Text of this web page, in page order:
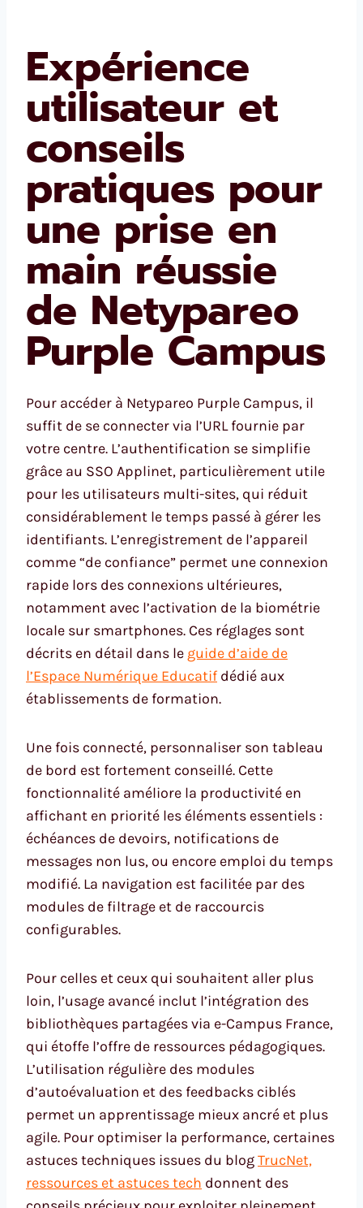
Expérience
utilisateur et
conseils
pratiques pour
une prise en
main réussie
de Netypareo
Purple Campus
Pour accéder à Netypareo Purple Campus, il
suffit de se connecter via l’URL fournie par
votre centre. L’authentification se simplifie
grâce au SSO Applinet, particulièrement utile
pour les utilisateurs multi-sites, qui réduit
considérablement le temps passé à gérer les
identifiants. L’enregistrement de l’appareil
comme “de confiance” permet une connexion
rapide lors des connexions ultérieures,
notamment avec l’activation de la biométrie
locale sur smartphones. Ces réglages sont
décrits en détail dans le guide d’aide de
l’Espace Numérique Educatif dédié aux
établissements de formation.
Une fois connecté, personnaliser son tableau
de bord est fortement conseillé. Cette
fonctionnalité améliore la productivité en
affichant en priorité les éléments essentiels :
échéances de devoirs, notifications de
messages non lus, ou encore emploi du temps
modifié. La navigation est facilitée par des
modules de filtrage et de raccourcis
configurables.
Pour celles et ceux qui souhaitent aller plus
loin, l’usage avancé inclut l’intégration des
bibliothèques partagées via e-Campus France,
qui étoffe l’offre de ressources pédagogiques.
L’utilisation régulière des modules
d’autoévaluation et des feedbacks ciblés
permet un apprentissage mieux ancré et plus
agile. Pour optimiser la performance, certaines
astuces techniques issues du blogTrucNet,
ressources et astuces tech donnent des